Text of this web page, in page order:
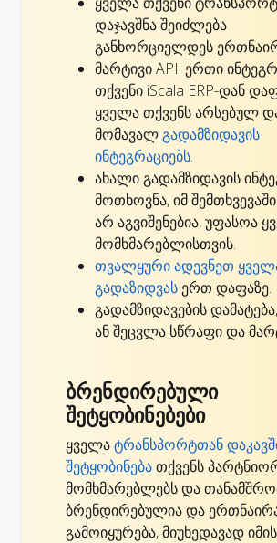
დაჯავშნა შეიძლება
განხორციელდეს
მარტივი API: ერთი
თქვენი iScala ERP-დან
ყველა თქვენს არსებულ
მომავალგადამზიდავის
ინტეგრაციებს.
ახალი გადამზიდავის
მოთხოვნა, იმ
არ აგვიშენებია,უფასოა
მომხმარებლისთვის.
თვალყური ადევნეთ
გადაზიდვას ერთ დაფაზე.
გადამზიდავების
ან შეცვლა სწრაფი და
ბრენდირებული
შეტყობინებები
ყველატრანსპორტთან
შეტყობინებათქვენს
მომხმარებლებს და
ბრენდირებულია და
გამოიყურება, მიუხედავად